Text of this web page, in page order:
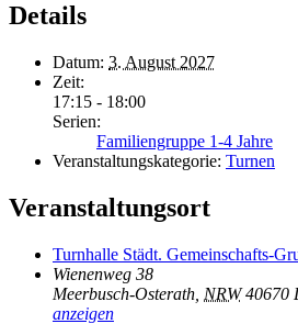
Details
Datum: 3. August 2027
Zeit:
17:15 - 18:00
Serien:
Familiengruppe 1-4 Jahre
Veranstaltungskategorie: Turnen
Veranstaltungsort
Turnhalle Städt. Gemeinschafts-
Wienenweg 38
Meerbusch-Osterath NRW 40670
anzeigen